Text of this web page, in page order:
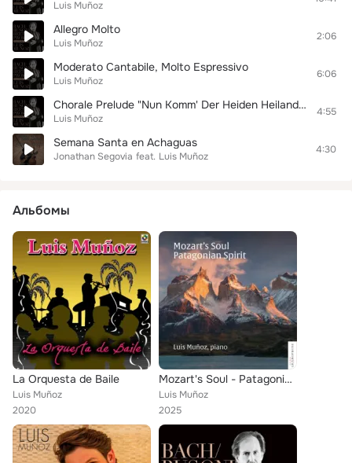
Luis Muñoz
Allegro Molto
Luis Muñoz
2:06
Moderato Cantabile, Molto Espressivo
Luis Muñoz
6:06
Chorale Prelude "Nun Komm' Der Heiden Heiland", BWV 659
Luis Muñoz
4:55
Semana Santa en Achaguas
Jonathan Segovia feat. Luis Muñoz
4:30
Альбомы
La Orquesta de Baile
Luis Muñoz
2020
Mozart's Soul - Patagonian Spirit
Luis Muñoz
2025